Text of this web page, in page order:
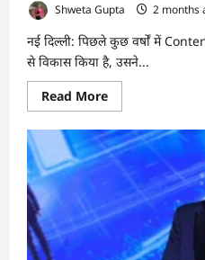
Shweta Gupta 2 months
नई दिल्ली: पिछले कुछ वर्षों में
से विकास किया है, उसने...
Read MoreRead
more
Best
Laptops
for
Creators
2026:
कौन
सा
लैपटॉप
Content